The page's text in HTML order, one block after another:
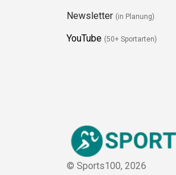
Newsletter (in Planung)
YouTube (50+ Sportarten)
© Sports100, 2026